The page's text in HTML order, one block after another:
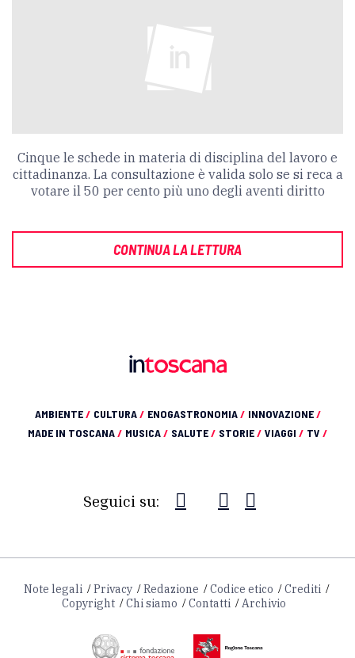
Cinque le schede in materia di disciplina del lavoro e
cittadinanza. La consultazione è valida solo se si reca a
votare il 50 per cento più uno degli aventi diritto
CONTINUA LA LETTURA
AMBIENTE/ CULTURA/ ENOGASTRONOMIA/ INNOVAZIONE/
MADE IN TOSCANA/ MUSICA/ SALUTE/ STORIE/ VIAGGI / TV /
Seguici su:
Note legali Privacy Redazione Codice etico
Crediti
Copyright
Chi siamo Contatti Archivio